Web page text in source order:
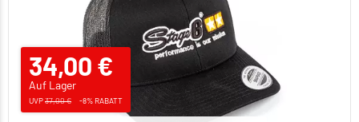
34,00 €
Auf Lager
UVP37,00 € -8% RABATT